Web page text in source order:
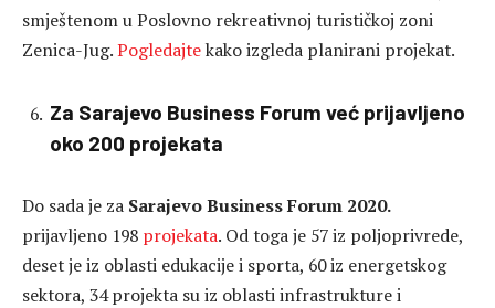
smještenom u Poslovno rekreativnoj turističkoj zoni
Zenica-Jug.Pogledajtekako izgleda planirani projekat.
Za Sarajevo Business Forum već prijavljeno
oko 200 projekata
Do sada je za Sarajevo Business Forum 2020.
prijavljeno 198 projekata. Od toga je 57 iz poljoprivrede,
deset je iz oblasti edukacije i sporta, 60 iz energetskog
sektora, 34 projekta su iz oblasti infrastrukture i